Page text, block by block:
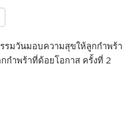
รมวันมอบความสุขให้ลูกกำพร้า
กำพร้าที่ด้อยโอกาส ครั้งที่ 2